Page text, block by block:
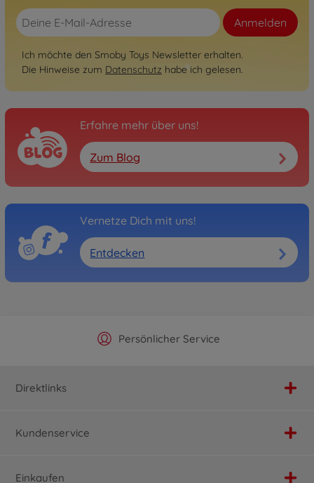
Anmelden
Ich möchte den Smoby Toys Newsletter erhalten.
Die Hinweise zum Datenschutz habe ich gelesen.
Erfahre mehr über uns!
Zum Blog
Vernetze Dich mit uns!
Entdecken
Offizieller Hersteller Shop
Persönlicher Service
Versandkostenfrei ab 25€
Schnelle Lieferung
Direktlinks
Kundenservice
Einkaufen